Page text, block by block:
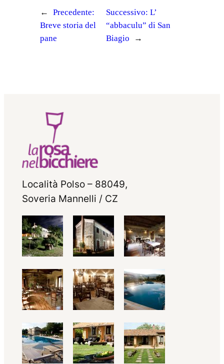
←
Precedente:
Breve storia del
pane
Successivo: L’
“abbaculu” di San
Biagio
→
Località Polso – 88049,
Soveria Mannelli / CZ